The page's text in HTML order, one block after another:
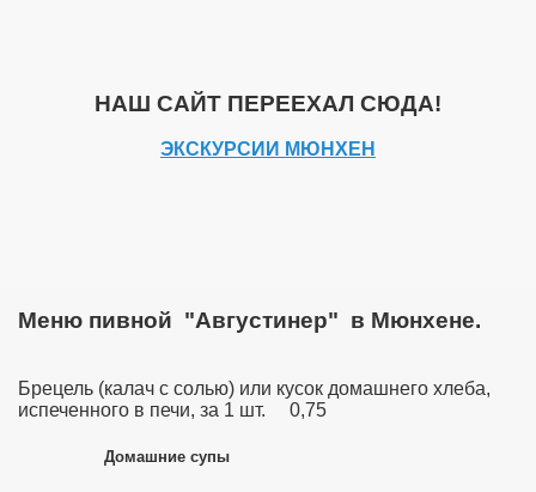
НАШ САЙТ ПЕРЕЕХАЛ СЮДА!
ЭКСКУРСИИ МЮНХЕН
Меню пивной "Августинер" в Мюнхене.
Брецель (калач с солью) или кусок домашнего хлеба,
испеченного в печи, за 1 шт. 0,75
Домашние супы